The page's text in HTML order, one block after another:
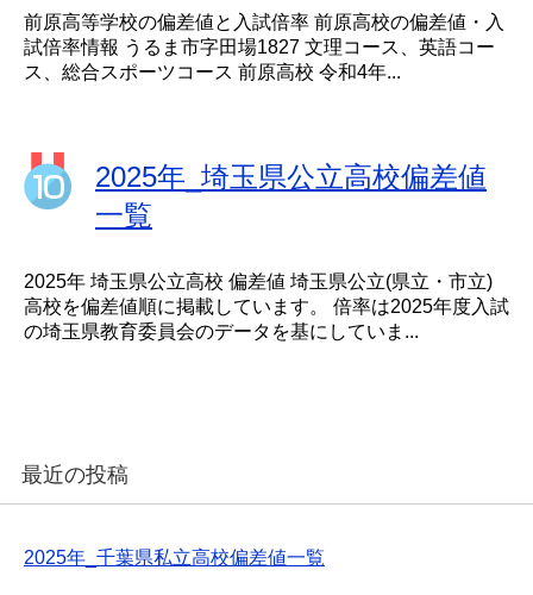
前原高等学校の偏差値と入試倍率 前原高校の偏差値・入
試倍率情報 うるま市字田場1827 文理コース、英語コー
ス、総合スポーツコース 前原高校 令和4年...
2025年_埼玉県公立高校偏差値
一覧
2025年 埼玉県公立高校 偏差値 埼玉県公立(県立・市立)
高校を偏差値順に掲載しています。 倍率は2025年度入試
の埼玉県教育委員会のデータを基にしていま...
最近の投稿
2025年_千葉県私立高校偏差値一覧